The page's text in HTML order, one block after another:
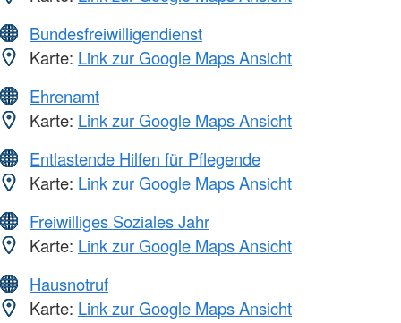
Bundesfreiwilligendienst
Karte: Link zur Google Maps Ansicht
Ehrenamt
Karte: Link zur Google Maps Ansicht
Entlastende Hilfen für Pflegende
Karte: Link zur Google Maps Ansicht
Freiwilliges Soziales Jahr
Karte: Link zur Google Maps Ansicht
Hausnotruf
Karte: Link zur Google Maps Ansicht